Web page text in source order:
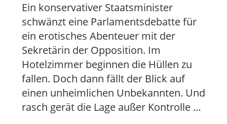
Ein konservativer Staatsminister
schwänzt eine Parlamentsdebatte für
ein erotisches Abenteuer mit der
Sekretärin der Opposition. Im
Hotelzimmer beginnen die Hüllen zu
fallen. Doch dann fällt der Blick auf
einen unheimlichen Unbekannten. Und
rasch gerät die Lage außer Kontrolle …